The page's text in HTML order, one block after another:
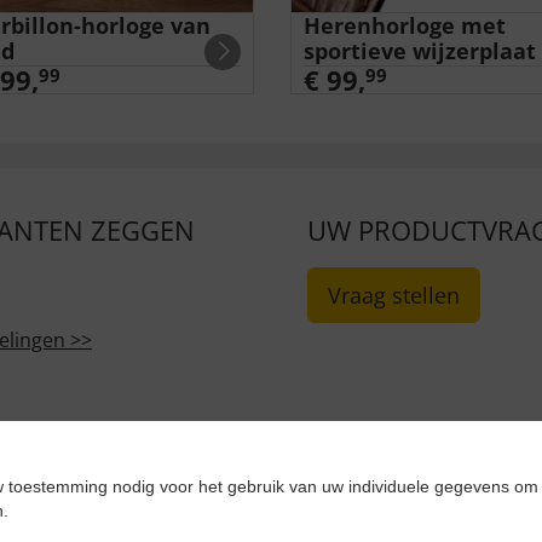
horloge van
99
Herenhorloge met
sportieve wijzerplaat
€ 99,99
ZEGGEN
>>
UW
Vraag stellen
nodig voor het gebruik van uw individuele gegevens